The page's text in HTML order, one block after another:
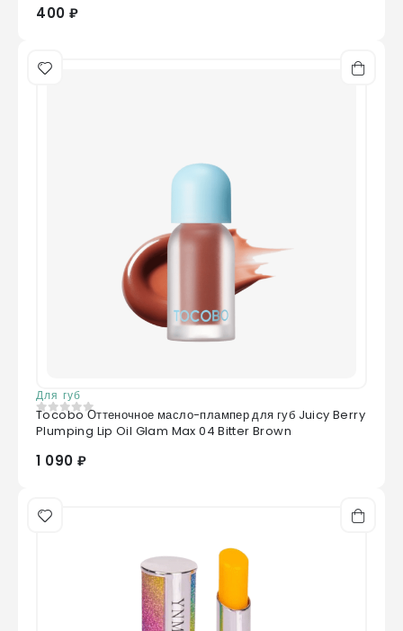
400 ₽
Для губ
0 из 5
Tocobo Оттеночное масло-плампер для губ Juicy Berry
Plumping Lip Oil Glam Max 04 Bitter Brown
1 090 ₽